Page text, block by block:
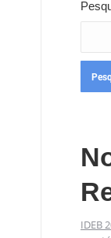
IDEB